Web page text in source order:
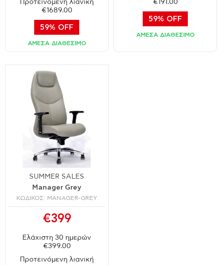
Προτεινόμενη λιανική
€1689.00
59% OFF
ΑΜΕΣΑ ΔΙΑΘΕΣΙΜΟ
€191.00
59% OFF
ΑΜΕΣΑ ΔΙΑΘΕΣΙΜΟ
SUMMER SALES
Manager Grey
ΚΩΔΙΚΟΣ: MANAGER-GREY
€399
Ελάχιστη 30 ημερών
€399.00
Προτεινόμενη λιανική